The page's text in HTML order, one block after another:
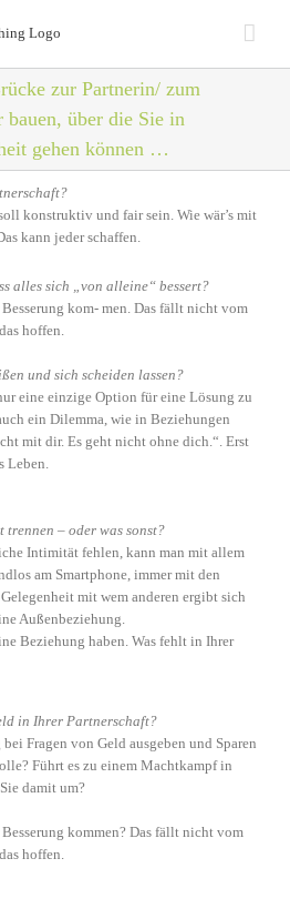
zur Partnerin/ zum
bauen, über die Sie in
gehen können …
konstruktiv und fair sein. Wie wär’s mit
kann jeder schaffen.
alles sich „von alleine“ bessert?
kom- men. Das fällt nicht vom
hoffen.
und sich scheiden lassen?
eine einzige Option für eine Lösung zu
ein Dilemma, wie in Beziehungen
mit dir. Es geht nicht ohne dich.“. Erst
Leben.
trennen – oder was sonst?
Intimität fehlen, kann man mit allem
am Smartphone, immer mit den
mit wem anderen ergibt sich
Außenbeziehung.
Beziehung haben. Was fehlt in Ihrer
in Ihrer Partnerschaft?
Fragen von Geld ausgeben und Sparen
Führt es zu einem Machtkampf in
damit um?
kommen? Das fällt nicht vom
hoffen.